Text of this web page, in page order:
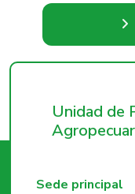
Unidad de
Sede principal